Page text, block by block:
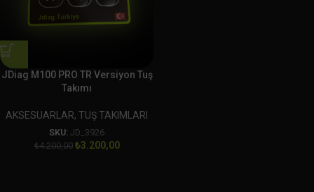
JDiag M100 PRO TR Versiyon Tuş
Takımı
AKSESUARLAR, TUŞ TAKIMLARI
SKU: JD_3926
₺4.200,00 ₺3.200,00